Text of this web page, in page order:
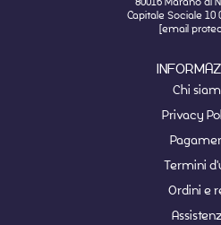
Capitale Sociale 10
[email
Chi
Privacy
Termini
Ordini e